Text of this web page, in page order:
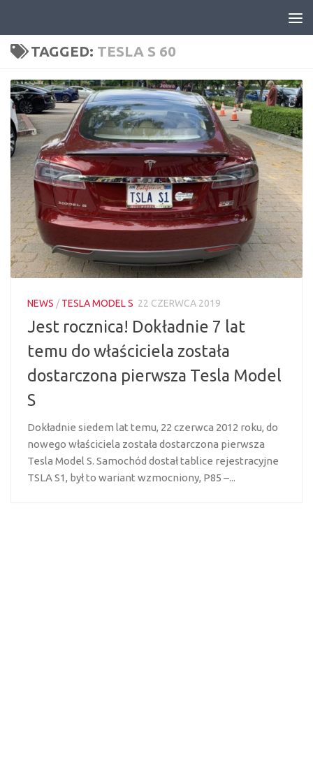
TAGGED: TESLA S 60
NEWS /TESLA MODEL S 22 CZERWCA 2019
Jest rocznica! Dokładnie 7 lat
temu do właściciela została
dostarczona pierwsza Tesla Model
S
Dokładnie siedem lat temu, 22 czerwca 2012 roku, do
nowego właściciela została dostarczona pierwsza
Tesla Model S. Samochód dostał tablice rejestracyjne
TSLA S1, był to wariant wzmocniony, P85 –...